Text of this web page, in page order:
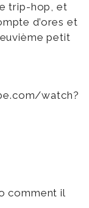
trip-hop, et
d’ores et
petit
watch?
comment il